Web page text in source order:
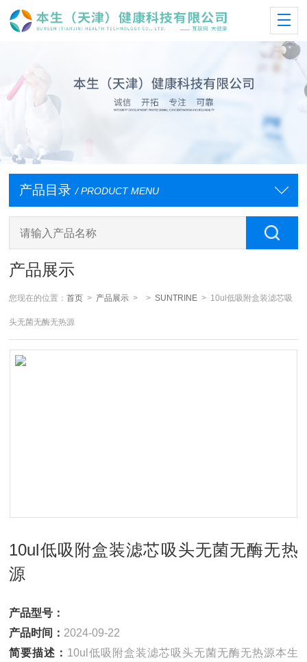
产品目录 / PRODUCT MENU
产品展示
您现在的位置：首页 > 产品展示 > >SUNTRINE > 10ul低吸附盒装滤芯吸
头无菌无酶无热源
10ul低吸附盒装滤芯吸头无菌无酶无热
源
产品型号：
产品时间： 2024-09-22
简要描述： 10ul低吸附盒装滤芯吸头无菌无酶无热源本生